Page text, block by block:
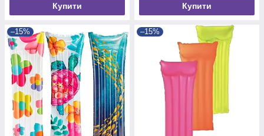
Купити Купити
–15% –15%